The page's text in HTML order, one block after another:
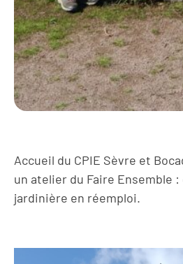
Accueil du CPIE Sèvre et
un atelier du Faire Ensemble
jardinière en réemploi.